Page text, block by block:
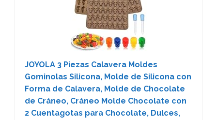
JOYOLA 3 Piezas Calavera Moldes
Gominolas Silicona, Molde de Silicona con
Forma de Calavera, Molde de Chocolate
de Cráneo, Cráneo Molde Chocolate con
2 Cuentagotas para Chocolate, Dulces,